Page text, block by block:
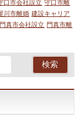
口市会社設立 守口市離
川市離婚 建設キャリア
門真市会社設立 門真市離